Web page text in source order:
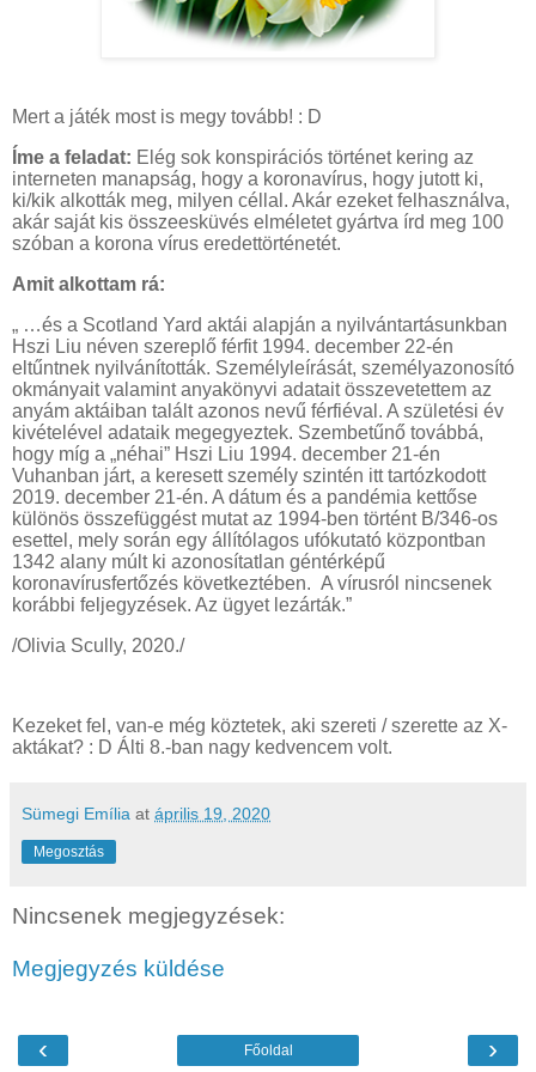
Mert a játék most is megy tovább! : D
Íme a feladat: Elég sok konspirációs történet kering az
interneten manapság, hogy a koronavírus, hogy jutott ki,
ki/kik alkották meg, milyen céllal. Akár ezeket felhasználva,
akár saját kis összeesküvés elméletet gyártva írd meg 100
szóban a korona vírus eredettörténetét.
Amit alkottam rá:
„ …és a Scotland Yard aktái alapján a nyilvántartásunkban
Hszi Liu néven szereplő férfit 1994. december 22-én
eltűntnek nyilvánították. Személyleírását, személyazonosító
okmányait valamint anyakönyvi adatait összevetettem az
anyám aktáiban talált azonos nevű férfiéval. A születési év
kivételével adataik megegyeztek. Szembetűnő továbbá,
hogy míg a „néhai” Hszi Liu 1994. december 21-én
Vuhanban járt, a keresett személy szintén itt tartózkodott
2019. december 21-én. A dátum és a pandémia kettőse
különös összefüggést mutat az 1994-ben történt B/346-os
esettel, mely során egy állítólagos ufókutató központban
1342 alany múlt ki azonosítatlan géntérképű
koronavírusfertőzés következtében. A vírusról nincsenek
korábbi feljegyzések. Az ügyet lezárták.”
/Olivia Scully, 2020./
Kezeket fel, van-e még köztetek, aki szereti / szerette az X-
aktákat? : D Álti 8.-ban nagy kedvencem volt.
Sümegi Emília at április 19, 2020
Megosztás
Nincsenek megjegyzések:
Megjegyzés küldése
‹ ›
Főoldal